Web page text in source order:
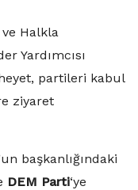
ve Halkla
Yardımcısı
partileri kabul
ziyaret
başkanlığındaki
DEM Parti‘ye